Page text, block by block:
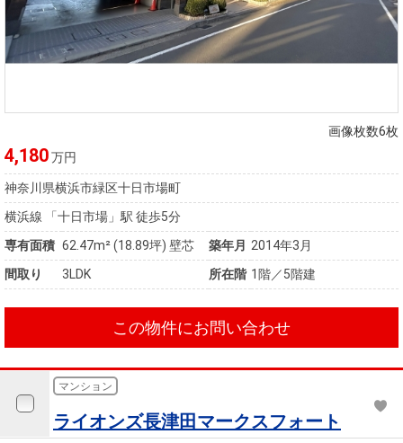
購入向け
サービス
住宅ロー
ンシミュ
レーショ
住まい1プ
ラス（お
役立ちコ
暮らしの
税金の本
（電子ブ
ック）
住まいと
暮らしの
売却ガイ
ド
画像枚数6枚
4,180万円
神奈川県横浜市緑区十日市場町
横浜線 「十日市場」駅 徒歩5分
専有面積 62.47m²(18.89坪) 壁芯 築年月 2014年3月
間取り
3LDK 所在階 1階／5階建
この物件にお問い合わせ
マンション
ライオンズ長津田マークスフォート